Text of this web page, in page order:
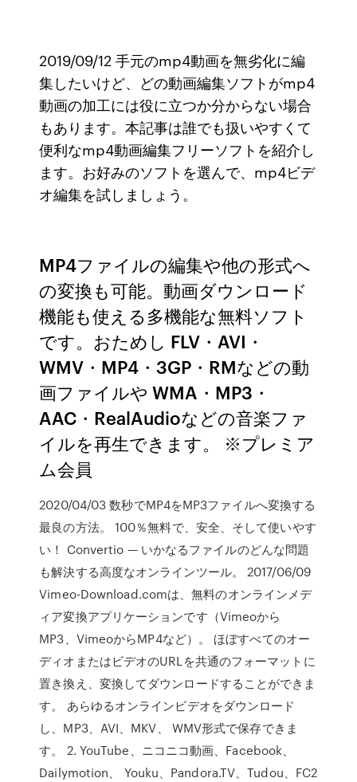
2019/09/12 手元のmp4動画を無劣化に編
集したいけど、どの動画編集ソフトがmp4
動画の加工には役に立つか分からない場合
もあります。本記事は誰でも扱いやすくて
便利なmp4動画編集フリーソフトを紹介し
ます。お好みのソフトを選んで、mp4ビデ
オ編集を試しましょう。
MP4ファイルの編集や他の形式へ
の変換も可能。動画ダウンロード
機能も使える多機能な無料ソフト
です。おためし FLV・AVI・
WMV・MP4・3GP・RMなどの動
画ファイルや WMA・MP3・
AAC・RealAudioなどの音楽ファ
イルを再生できます。 ※プレミア
ム会員
2020/04/03 数秒でMP4をMP3ファイルへ変換する
最良の方法。 100％無料で、安全、そして使いやす
い！ Convertio — いかなるファイルのどんな問題
も解決する高度なオンラインツール。 2017/06/09
Vimeo-Download.comは、無料のオンラインメデ
ィア変換アプリケーションです（Vimeoから
MP3、VimeoからMP4など）。 ほぼすべてのオー
ディオまたはビデオのURLを共通のフォーマットに
置き換え、変換してダウンロードすることができま
す。 あらゆるオンラインビデオをダウンロード
し、MP3、AVI、MKV、 WMV形式で保存できま
す。 2. YouTube、ニコニコ動画、Facebook、
Dailymotion、 Youku、Pandora.TV、Tudou、FC2